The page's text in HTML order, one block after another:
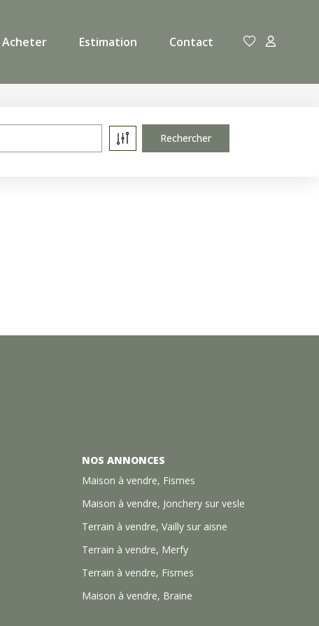
Acheter Estimation Contact
NOS ANNONCES
Maison à vendre, Fismes
Maison à vendre, Jonchery sur vesle
Terrain à vendre, Vailly sur aisne
Terrain à vendre, Merfy
Terrain à vendre, Fismes
Maison à vendre, Braine